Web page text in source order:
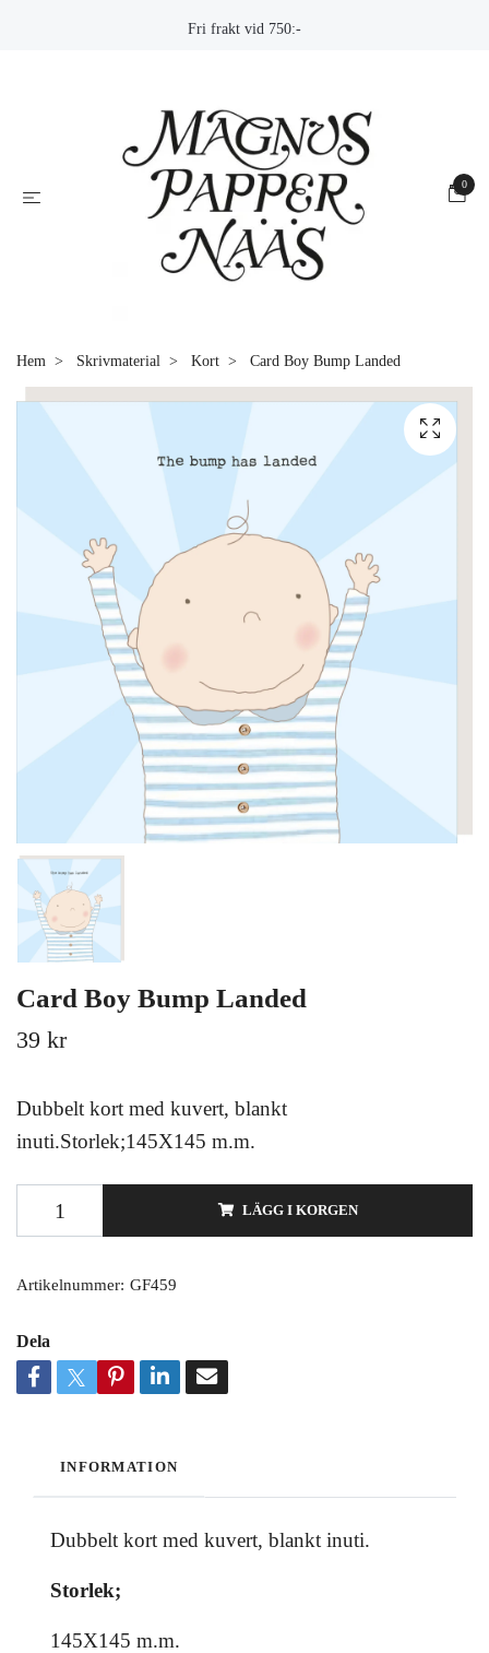
Fri frakt vid 750:-
0
Hem Skrivmaterial Kort Card Boy Bump Landed
Card Boy Bump Landed
39 kr
Dubbelt kort med kuvert, blankt
inuti.Storlek;145X145 m.m.
LÄGG I KORGEN
Artikelnummer: GF459
Dela
INFORMATION
Dubbelt kort med kuvert, blankt inuti.
Storlek;
145X145 m.m.